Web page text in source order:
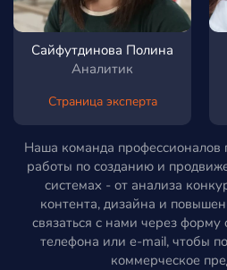
Сайфутдинова Полина
Аналитик
Страница эксперта
Наша команда профессионалов
работы по созданию и
системах - от анализа
контента, дизайна и
связаться с нами через
телефона или e-mail, чтобы
коммерческое